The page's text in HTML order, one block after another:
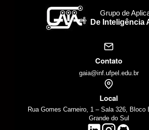
Grupo de
De Inteligência
Contato
gaia@inf.ufpel.edu.br
Local
Rua Gomes Carneiro, 1 – Sala 326, Bloco
Grande do Sul